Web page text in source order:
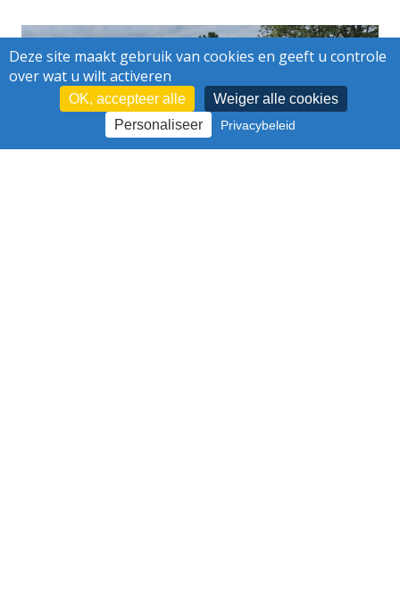
Deze site maakt gebruik van cookies en geeft u controle
over wat u wilt activeren
OK, accepteer alle
Weiger alle cookies
Personaliseer
Privacybeleid